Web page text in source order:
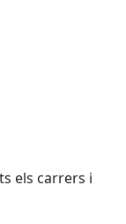
els carrers i